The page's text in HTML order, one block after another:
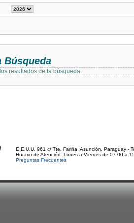
Búsqueda
resultados de la búsqueda.
E.E.U.U. 961 c/ Tte. Fariña. Asunción, Paraguay -
Horario de Atención: Lunes a Viernes de 07:00 a
Preguntas Frecuentes